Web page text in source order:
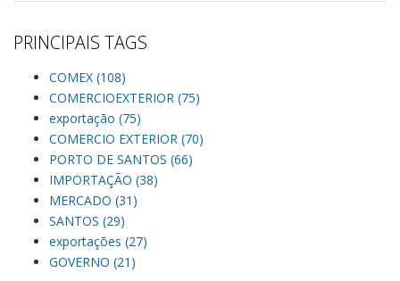
PRINCIPAIS TAGS
COMEX (108)
COMERCIOEXTERIOR (75)
exportação (75)
COMERCIO EXTERIOR (70)
PORTO DE SANTOS (66)
IMPORTAÇÃO (38)
MERCADO (31)
SANTOS (29)
exportações (27)
GOVERNO (21)